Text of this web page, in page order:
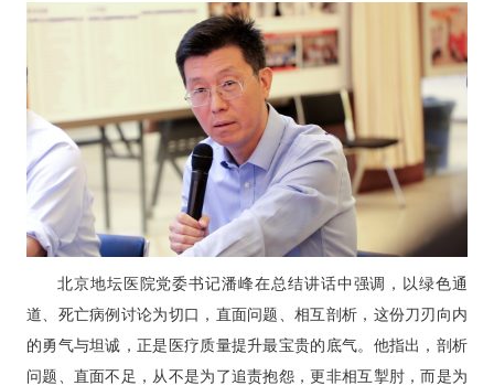
北京地坛医院党委书记潘峰在总结讲话中强调，以绿色通
道、死亡病例讨论为切口，直面问题、相互剖析，这份刀刃向内
的勇气与坦诚，正是医疗质量提升最宝贵的底气。他指出，剖析
问题、直面不足，从不是为了追责抱怨，更非相互掣肘，而是为